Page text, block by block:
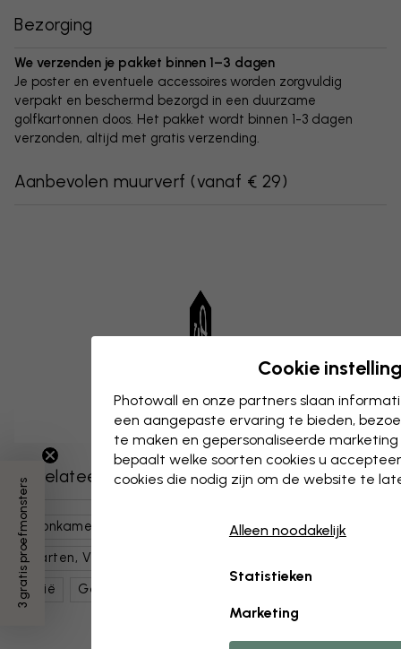
Bezorging
We verzenden je pakket binnen 1–3 dagen
Je poster en eventuele accessoires worden zorgvuldig
verpakt en beschermd bezorgd in een duurzame
golfkartonnen doos. Het pakket wordt binnen 1-3 dagen
verzonden, altijd met gratis verzending.
Aanbevolen muurverf (vanaf € 29)
Gerelateerde categorieën
Woonkamer
Landschappen
Kaarten, Vlaggen & Plaatsen
Italië
Gebouwtypen & -kenmerken
3 gratis proefmonsters
Cookie
Photowall en onze partners slaan
een aangepaste ervaring te bieden,
te maken en gepersonaliseerde
bepaalt welke soorten cookies u
cookies die nodig zijn om de website te
Alleen noodakelijk
Statistieken
Marketing